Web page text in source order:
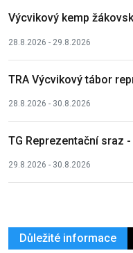
Výcvikový kemp
28.8.2026 - 29.8.2026
TRA Výcvikový tábor
28.8.2026 - 30.8.2026
TG Reprezentační sraz
29.8.2026 - 30.8.2026
Důležité informace